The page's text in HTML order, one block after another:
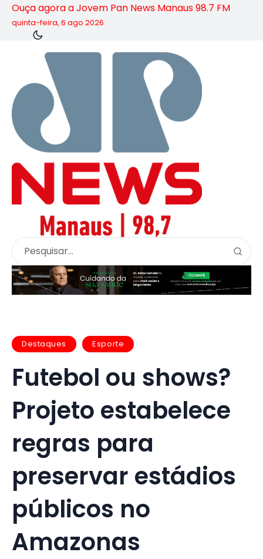
Ouça agora a Jovem Pan News Manaus 98.7 FM
quinta-feira, 6 ago 2026
Destaques Esporte
Futebol ou shows?
Projeto estabelece
regras para
preservar estádios
públicos no
Amazonas